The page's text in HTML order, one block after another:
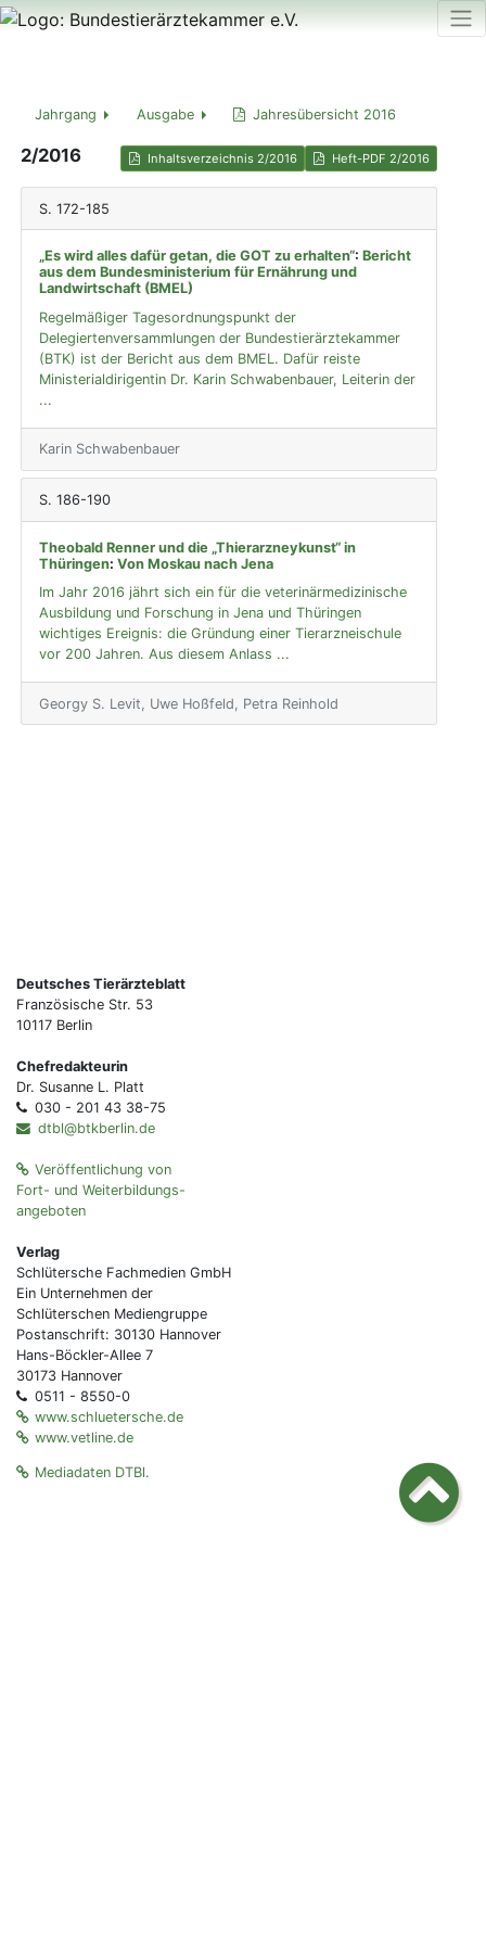
Jahrgang Ausgabe Jahresübersicht 2016
2/2016 Heft-PDF 2/2016
Inhaltsverzeichnis 2/2016
S. 172-185
„Es wird alles dafür getan, die GOT zu erhalten“:Bericht
aus dem Bundesministerium für Ernährung und
Landwirtschaft (BMEL)
Regelmäßiger Tagesordnungspunkt der
Delegiertenversammlungen der Bundestierärztekammer
(BTK) ist der Bericht aus dem BMEL. Dafür reiste
Ministerialdirigentin Dr. Karin Schwabenbauer, Leiterin der
...
Karin Schwabenbauer
S. 186-190
Theobald Renner und die „Thierarzneykunst“ in
Thüringen:Von Moskau nach Jena
Im Jahr 2016 jährt sich ein für die veterinärmedizinische
Ausbildung und Forschung in Jena und Thüringen
wichtiges Ereignis: die Gründung einer Tierarzneischule
vor 200 Jahren. Aus diesem Anlass ...
Georgy S. Levit, Uwe Hoßfeld, Petra Reinhold
Deutsches Tierärzteblatt
Französische Str. 53
10117 Berlin
Chefredakteurin
Dr. Susanne L. Platt
030 - 201 43 38-75
dtbl@btkberlin.de
Veröffentlichung von
Fort- und Weiterbildungs-
angeboten
Verlag
Schlütersche Fachmedien GmbH
Ein Unternehmen der
Schlüterschen Mediengruppe
Postanschrift: 30130 Hannover
Hans-Böckler-Allee 7
30173 Hannover
0511 - 8550-0
www.schluetersche.de
www.vetline.de
Mediadaten DTBl.